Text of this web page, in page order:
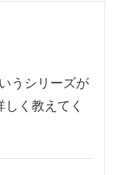
うシリーズが
く教えてく